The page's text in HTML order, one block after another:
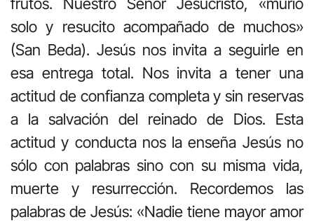
frutos. Nuestro Señor Jesucristo, «murió
solo y resucito acompañado de muchos»
(San Beda). Jesús nos invita a seguirle en
esa entrega total. Nos invita a tener una
actitud de confianza completa y sin reservas
a la salvación del reinado de Dios. Esta
actitud y conducta nos la enseña Jesús no
sólo con palabras sino con su misma vida,
muerte y resurrección. Recordemos las
palabras de Jesús: «Nadie tiene mayor amor